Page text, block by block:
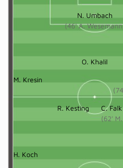
N. Umbach
(46' A.
O. Khalil
M. Kresin
R. Kesting
C. Falk
(62'
H. Koch